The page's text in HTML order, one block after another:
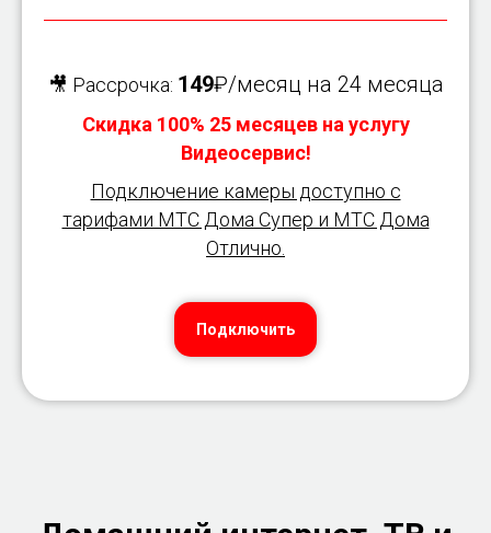
🎥 Рассрочка: 149₽/месяц на 24 месяца
Скидка 100% 25 месяцев на услугу
Видеосервис!
Подключение камеры доступно с
тарифами МТС Дома Супер и МТС Дома
Отлично.
Подключить